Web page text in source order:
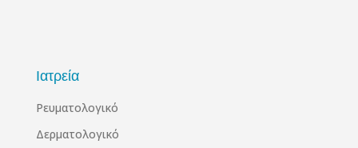
Ιατρεία
Ρευματολογικό
Δερματολογικό